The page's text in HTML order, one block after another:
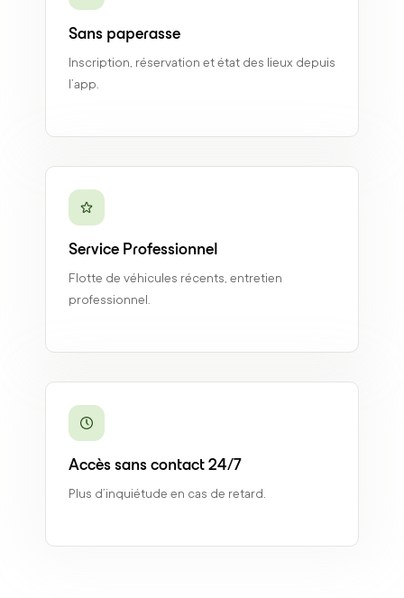
Sans paperasse
Inscription, réservation et état des lieux depuis
l’app.
Service Professionnel
Flotte de véhicules récents, entretien
professionnel.
Accès sans contact 24/7
Plus d’inquiétude en cas de retard.